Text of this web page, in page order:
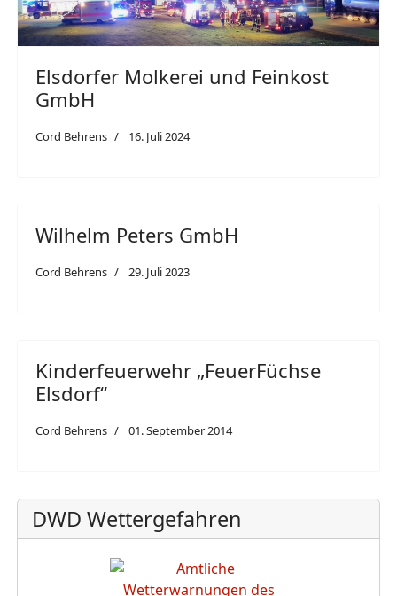
Elsdorfer Molkerei und Feinkost
GmbH
Cord Behrens 16. Juli 2024
Wilhelm Peters GmbH
Cord Behrens 29. Juli 2023
Kinderfeuerwehr „FeuerFüchse
Elsdorf“
Cord Behrens 01. September 2014
DWD Wettergefahren